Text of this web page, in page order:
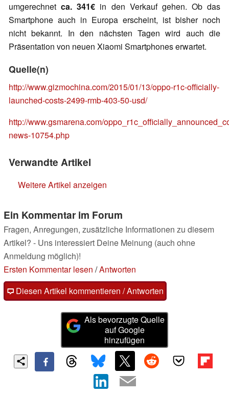
umgerechnet ca. 341€ in den Verkauf gehen. Ob das
Smartphone auch in Europa erscheint, ist bisher noch
nicht bekannt. In den nächsten Tagen wird auch die
Präsentation von neuen Xiaomi Smartphones erwartet.
Quelle(n)
http://www.gizmochina.com/2015/01/13/oppo-r1c-officially-
launched-costs-2499-rmb-403-50-usd/
http://www.gsmarena.com/
news-10754.php
Verwandte Artikel
Weitere Artikel anzeigen
Ein Kommentar im Forum
Fragen, Anregungen, zusätzliche Informationen zu diesem
Artikel? - Uns interessiert Deine Meinung (auch ohne
Anmeldung möglich)!
Ersten Kommentar lesen /Antworten
Diesen Artikel kommentieren / Antworten
Als bevorzugte Quelle
auf Google
hinzufügen